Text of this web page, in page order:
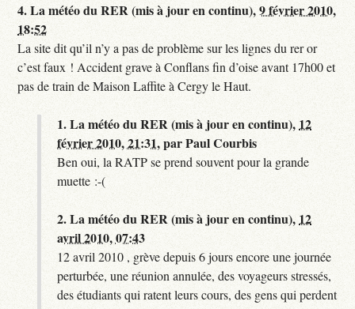
4.La météo du RER (mis à jour en continu),9 février 2010,
18:52
La site dit qu’il n’y a pas de problème sur les lignes du rer or
c’est faux ! Accident grave à Conflans fin d’oise avant 17h00 et
pas de train de Maison Laffite à Cergy le Haut.
1.La météo du RER (mis à jour en continu), 12
février 2010, 21:31,parPaul Courbis
Ben oui, la RATP se prend souvent pour la grande
muette :-(
2.La météo du RER (mis à jour en continu), 12
avril 2010, 07:43
12 avril 2010 , grève depuis 6 jours encore une journée
perturbée, une réunion annulée, des voyageurs stressés,
des étudiants qui ratent leurs cours, des gens qui perdent